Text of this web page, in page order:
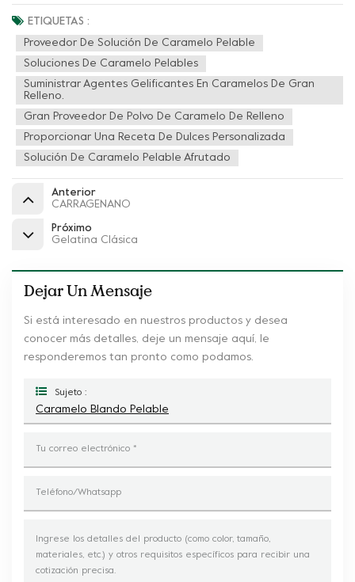
ETIQUETAS :
Proveedor De Solución De Caramelo Pelable
Soluciones De Caramelo Pelables
Suministrar Agentes Gelificantes En Caramelos De Gran
Relleno.
Gran Proveedor De Polvo De Caramelo De Relleno
Proporcionar Una Receta De Dulces Personalizada
Solución De Caramelo Pelable Afrutado
Anterior
CARRAGENANO
Próximo
Gelatina Clásica
Dejar Un Mensaje
Si está interesado en nuestros productos y desea
conocer más detalles, deje un mensaje aquí, le
responderemos tan pronto como podamos.
Sujeto :
Caramelo Blando Pelable